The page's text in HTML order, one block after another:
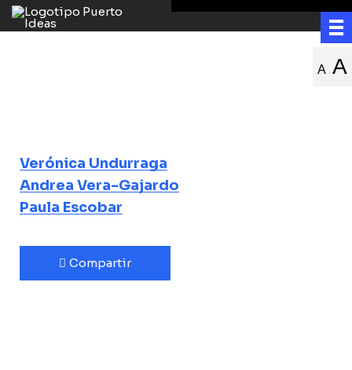
A A
Verónica Undurraga
Andrea Vera-Gajardo
Paula Escobar
Compartir